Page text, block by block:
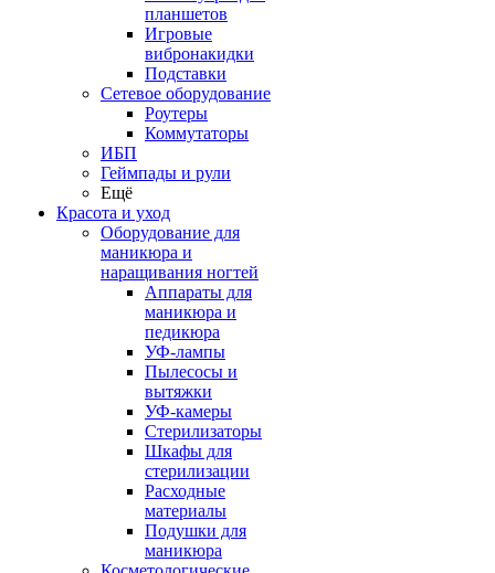
планшетов
Игровые
вибронакидки
Подставки
Сетевое оборудование
Роутеры
Коммутаторы
ИБП
Геймпады и рули
Ещё
Красота и уход
Оборудование для
маникюра и
наращивания ногтей
Аппараты для
маникюра и
педикюра
УФ-лампы
Пылесосы и
вытяжки
УФ-камеры
Стерилизаторы
Шкафы для
стерилизации
Расходные
материалы
Подушки для
маникюра